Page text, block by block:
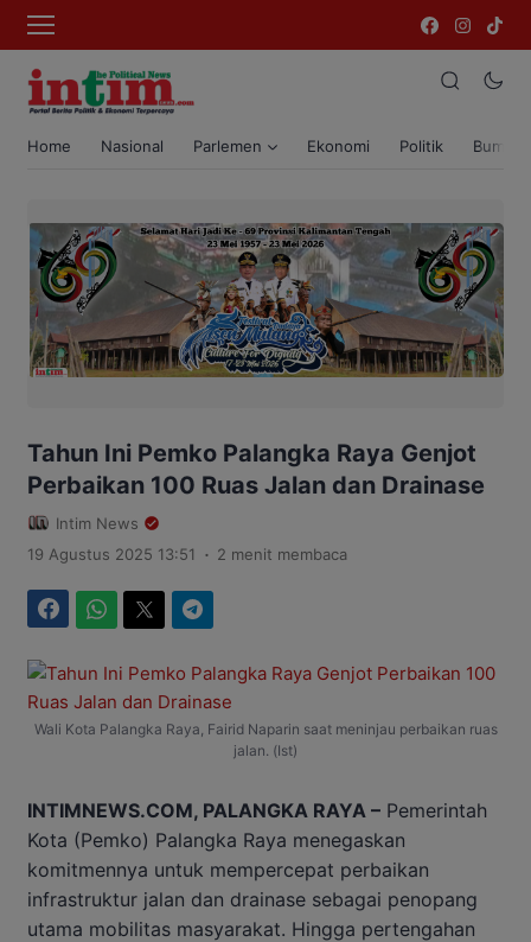
Home Nasional Parlemen Ekonomi Politik Bumi
Tahun Ini Pemko Palangka Raya Genjot
Perbaikan 100 Ruas Jalan dan Drainase
Intim News
19 Agustus 2025 13:51
. 2 menit membaca
Wali Kota Palangka Raya, Fairid Naparin saat meninjau perbaikan ruas
jalan. (Ist)
INTIMNEWS.COM, PALANGKA RAYA – Pemerintah
Kota (Pemko) Palangka Raya menegaskan
komitmennya untuk mempercepat perbaikan
infrastruktur jalan dan drainase sebagai penopang
utama mobilitas masyarakat. Hingga pertengahan